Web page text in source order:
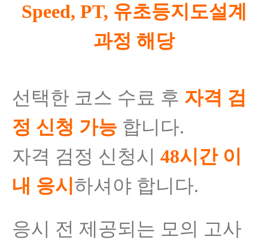
Speed, PT, 유초등지도설계
과정 해당
선택한 코스 수료 후 자격 검
정 신청 가능 합니다.
자격 검정 신청시 48시간 이
내 응시하셔야 합니다.
응시 전 제공되는 모의 고사